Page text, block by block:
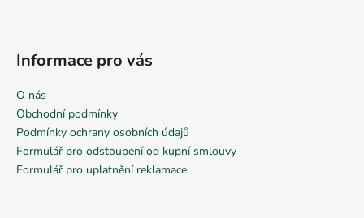
Informace pro vás
O nás
Obchodní podmínky
Podmínky ochrany osobních údajů
Formulář pro odstoupení od kupní smlouvy
Formulář pro uplatnění reklamace